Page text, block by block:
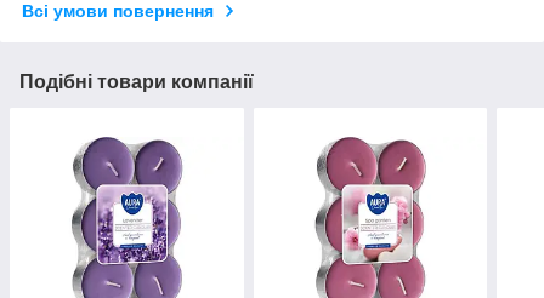
Всі умови повернення
Подібні товари компанії